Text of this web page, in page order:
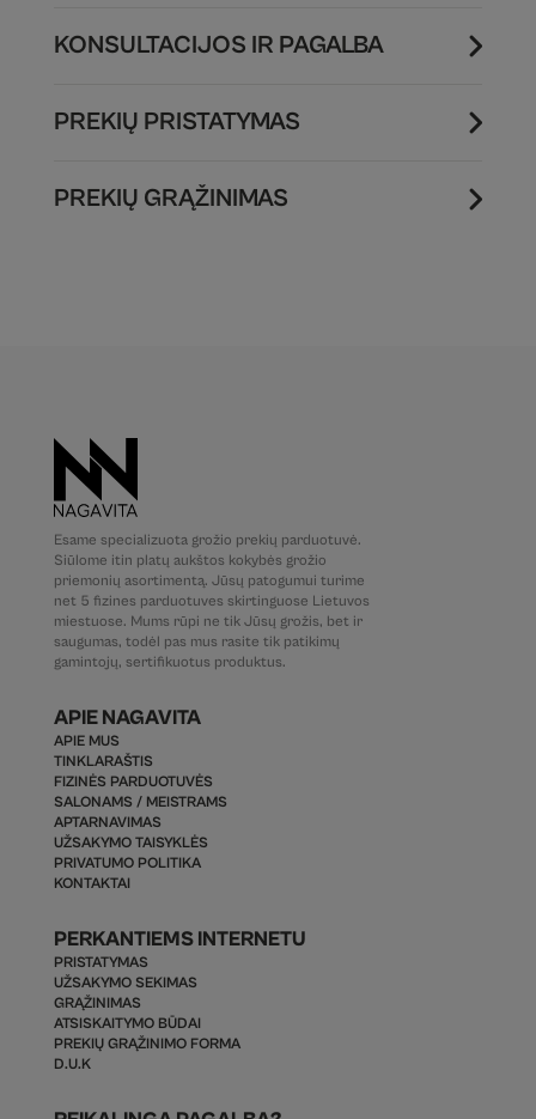
KONSULTACIJOS IR PAGALBA
PREKIŲ PRISTATYMAS
PREKIŲ GRĄŽINIMAS
Esame specializuota grožio prekių parduotuvė.
Siūlome itin platų aukštos kokybės grožio
priemonių asortimentą. Jūsų patogumui turime
net 5 fizines parduotuves skirtinguose Lietuvos
miestuose. Mums rūpi ne tik Jūsų grožis, bet ir
saugumas, todėl pas mus rasite tik patikimų
gamintojų, sertifikuotus produktus.
APIE NAGAVITA
APIE MUS
TINKLARAŠTIS
FIZINĖS PARDUOTUVĖS
SALONAMS / MEISTRAMS
APTARNAVIMAS
UŽSAKYMO TAISYKLĖS
PRIVATUMO POLITIKA
KONTAKTAI
PERKANTIEMS INTERNETU
PRISTATYMAS
UŽSAKYMO SEKIMAS
GRĄŽINIMAS
ATSISKAITYMO BŪDAI
PREKIŲ GRĄŽINIMO FORMA
D.U.K